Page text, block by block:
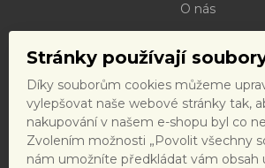
Stránky používají
Díky souborům cookies můžeme
vylepšovat naše webové stránky tak,
nakupování v našem e-shopu byl co
Zvolením možnosti „Povolit všechny
nám umožníte předkládat vám obsah
O nás
Dokumenty ke stažení
Doprava
Reklamační řád
Reklamační formulář